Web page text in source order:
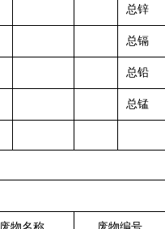
总锌
总镉
总铅
总锰